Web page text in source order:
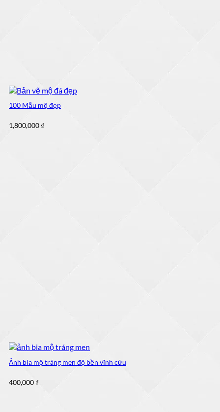
100 Mẫu mộ đẹp
1,800,000 ₫
Ảnh bia mộ tráng men độ bền vĩnh cửu
400,000 ₫